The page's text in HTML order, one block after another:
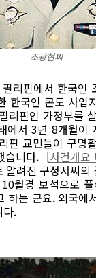
조광현씨
리핀에서 한국인
한국인 콘도 사업
리핀인 가정부를
에서 3년 8개월이
핀 교민들이 구명
습니다. [사건개요
알려진 구정서씨의
월경 보석으로
하는 군요. 외국에
다.